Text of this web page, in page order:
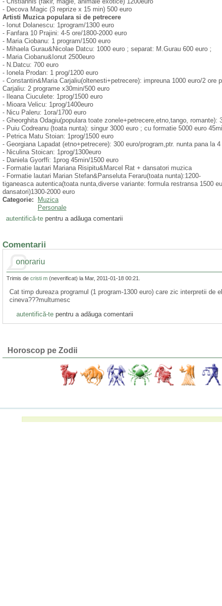
- Decova Magic (3 reprize x 15 min) 500 euro
Artisti Muzica populara si de petrecere
- Ionut Dolanescu: 1program/1300 euro
- Fanfara 10 Prajini: 4-5 ore/1800-2000 euro
- Maria Ciobanu: 1 program/1500 euro
- Mihaela Gurau&Nicolae Datcu: 1000 euro ; separat: M.Gurau 600 euro ;
- Maria Ciobanu&Ionut 2500euro
- N.Datcu: 700 euro
- Ionela Prodan: 1 prog/1200 euro
- Constantin&Maria Carjaliu(oltenesti+petrecere): impreuna 1000 euro/2 ore
Carjaliu: 2 programe x30min/500 euro
- Ileana Ciuculete: 1prog/1500 euro
- Mioara Velicu: 1prog/1400euro
- Nicu Paleru: 1ora/1700 euro
- Gheorghita Odagiu(populara toate zonele+petrecere,etno,tango, romante):
- Puiu Codreanu (toata nunta): singur 3000 euro ; cu formatie 5000 euro
- Petrica Matu Stoian: 1prog/1500 euro
- Georgiana Lapadat (etno+petrecere): 300 euro/program,ptr. nunta pana la
- Niculina Stoican: 1prog/1300euro
- Daniela Gyorffi: 1prog 45min/1500 euro
- Formatie lautari Mariana Risipitu&Marcel Rat + dansatori muzica
- Formatie lautari Marian Stefan&Panseluta Feraru(toata nunta):1200-
tiganeasca autentica(toata nunta,diverse variante: formula restransa 1500
dansatori)1300-2000 euro
Categorie:
Muzica
Personale
autentifică-tepentru a adăuga comentarii
Comentarii
onorariu
Trimis de cristi m(neverificat) la Mar, 2011-01-18 00:21.
Cat timp dureaza programul (1 program-1300 euro) care zic interpretii de
cineva???multumesc
autentifică-tepentru a adăuga comentarii
Horoscop pe Zodii